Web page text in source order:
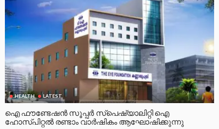
HEALTH LATEST
ഐ ഫൗണ്ടേഷൻ സൂപ്പർ സ്പെഷ്യാലിറ്റി ഐ
ഹോസ്പിറ്റൽ രണ്ടാം വാർഷികം ആഘോഷിക്കുന്നു